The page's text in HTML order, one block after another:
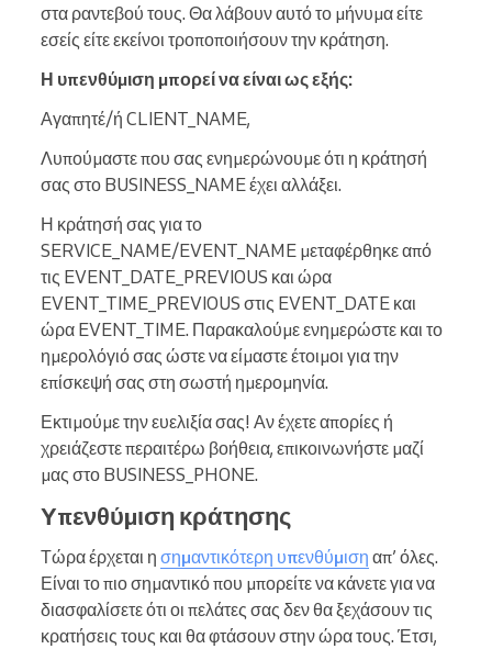
στα ραντεβού τους. Θα λάβουν αυτό το μήνυμα είτε
εσείς είτε εκείνοι τροποποιήσουν την κράτηση.
Η υπενθύμιση μπορεί να είναι ως εξής:
Αγαπητέ/ή CLIENT_NAME,
Λυπούμαστε που σας ενημερώνουμε ότι η κράτησή
σας στο BUSINESS_NAME έχει αλλάξει.
Η κράτησή σας για το
SERVICE_NAME/EVENT_NAME μεταφέρθηκε από
τις EVENT_DATE_PREVIOUS και ώρα
EVENT_TIME_PREVIOUS στις EVENT_DATE και
ώρα EVENT_TIME. Παρακαλούμε ενημερώστε και το
ημερολόγιό σας ώστε να είμαστε έτοιμοι για την
επίσκεψή σας στη σωστή ημερομηνία.
Εκτιμούμε την ευελιξία σας! Αν έχετε απορίες ή
χρειάζεστε περαιτέρω βοήθεια, επικοινωνήστε μαζί
μας στο BUSINESS_PHONE.
Υπενθύμιση κράτησης
Τώρα έρχεται η σημαντικότερη υπενθύμιση απ’ όλες.
Είναι το πιο σημαντικό που μπορείτε να κάνετε για να
διασφαλίσετε ότι οι πελάτες σας δεν θα ξεχάσουν τις
κρατήσεις τους και θα φτάσουν στην ώρα τους. Έτσι,